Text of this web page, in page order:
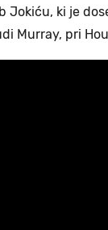
Jokiću, ki je
Murray, pri